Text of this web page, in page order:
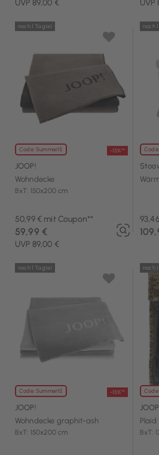
UVP 89,00 € UVP
Code: Summer15 -15%**
noch 1 Tag(e)
JOOP!
Wohndecke
BxT: 150x200 cm
50,99 € mit Coupon**
UVP 89,00 €
59,99 €
noch
Code: Summer15 -15%**
noch 1 Tag(e)
JOOP!
Wohndecke graphit-ash
BxT: 150x200 cm
noch
Plaid
BxT: